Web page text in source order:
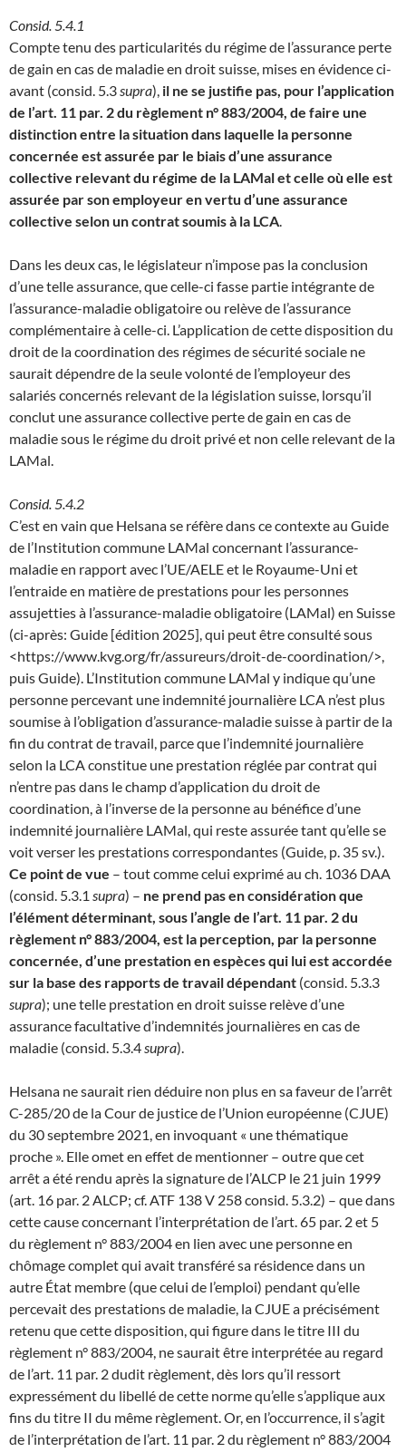
Consid. 5.4.1
Compte tenu des particularités du régime de l’assurance perte
de gain en cas de maladie en droit suisse, mises en évidence ci-
avant (consid. 5.3 supra), il ne se justifie pas, pour l’application
de l’art. 11 par. 2 du règlement n° 883/2004, de faire une
distinction entre la situation dans laquelle la personne
concernée est assurée par le biais d’une assurance
collective relevant du régime de la LAMal et celle où elle est
assurée par son employeur en vertu d’une assurance
collective selon un contrat soumis à la LCA
Dans les deux cas, le législateur n’impose pas la conclusion
d’une telle assurance, que celle-ci fasse partie intégrante de
l’assurance-maladie obligatoire ou relève de l’assurance
complémentaire à celle-ci. L’application de cette disposition du
droit de la coordination des régimes de sécurité sociale ne
saurait dépendre de la seule volonté de l’employeur des
salariés concernés relevant de la législation suisse, lorsqu’il
conclut une assurance collective perte de gain en cas de
maladie sous le régime du droit privé et non celle relevant de la
LAMal.
Consid. 5.4.2
C’est en vain que Helsana se réfère dans ce contexte au Guide
de l’Institution commune LAMal concernant l’assurance-
maladie en rapport avec l’UE/AELE et le Royaume-Uni et
l’entraide en matière de prestations pour les personnes
assujetties à l’assurance-maladie obligatoire (LAMal) en Suisse
(ci-après: Guide [édition 2025], qui peut être consulté sous
<https://www.kvg.org/fr/assureurs/droit-de-coordination/>,
puis Guide). L’Institution commune LAMal y indique qu’une
personne percevant une indemnité journalière LCA n’est plus
soumise à l’obligation d’assurance-maladie suisse à partir de la
fin du contrat de travail, parce que l’indemnité journalière
selon la LCA constitue une prestation réglée par contrat qui
n’entre pas dans le champ d’application du droit de
coordination, à l’inverse de la personne au bénéfice d’une
indemnité journalière LAMal, qui reste assurée tant qu’elle se
voit verser les prestations correspondantes (Guide, p. 35 sv.).
Ce point de vue – tout comme celui exprimé au ch. 1036 DAA
(consid. 5.3.1 supra) – ne prend pas en considération que
l’élément déterminant, sous l’angle de l’art. 11 par. 2 du
règlement n° 883/2004, est la perception, par la personne
concernée, d’une prestation en espèces qui lui est accordée
sur la base des rapports de travail dépendant (consid. 5.3.3
supra); une telle prestation en droit suisse relève d’une
assurance facultative d’indemnités journalières en cas de
maladie (consid. 5.3.4 supra).
Helsana ne saurait rien déduire non plus en sa faveur de l’arrêt
C-285/20 de la Cour de justice de l’Union européenne (CJUE)
du 30 septembre 2021, en invoquant « une thématique
proche ». Elle omet en effet de mentionner – outre que cet
arrêt a été rendu après la signature de l’ALCP le 21 juin 1999
(art. 16 par. 2 ALCP; cf. ATF 138 V 258 consid. 5.3.2) – que dans
cette cause concernant l’interprétation de l’art. 65 par. 2 et 5
du règlement n° 883/2004 en lien avec une personne en
chômage complet qui avait transféré sa résidence dans un
autre État membre (que celui de l’emploi) pendant qu’elle
percevait des prestations de maladie, la CJUE a précisément
retenu que cette disposition, qui figure dans le titre III du
règlement n° 883/2004, ne saurait être interprétée au regard
de l’art. 11 par. 2 dudit règlement, dès lors qu’il ressort
expressément du libellé de cette norme qu’elle s’applique aux
fins du titre II du même règlement. Or, en l’occurrence, il s’agit
de l’interprétation de l’art. 11 par. 2 du règlement n° 883/2004